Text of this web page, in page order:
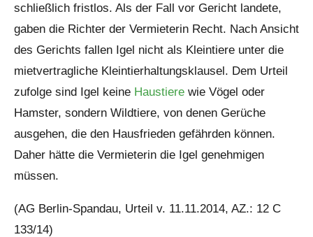
schließlich fristlos. Als der Fall vor Gericht landete,
gaben die Richter der Vermieterin Recht. Nach Ansicht
des Gerichts fallen Igel nicht als Kleintiere unter die
mietvertragliche Kleintierhaltungsklausel. Dem Urteil
zufolge sind Igel keine Haustiere wie Vögel oder
Hamster, sondern Wildtiere, von denen Gerüche
ausgehen, die den Hausfrieden gefährden können.
Daher hätte die Vermieterin die Igel genehmigen
müssen.
(AG Berlin-Spandau, Urteil v. 11.11.2014, AZ.: 12 C
133/14)